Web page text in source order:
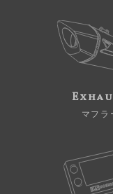
マフラ